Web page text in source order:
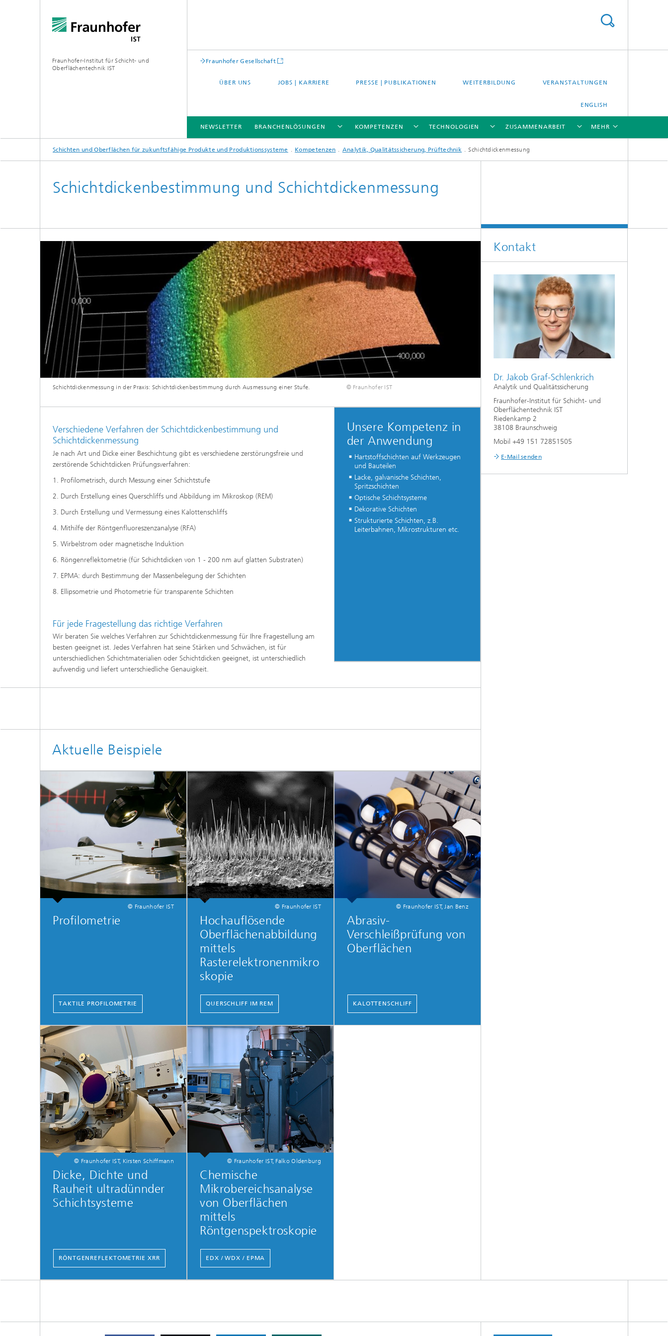
Fraunhofer-Institut für Schicht- und
Oberflächentechnik IST
Fraunhofer Gesellschaft
ÜBER UNS JOBS | KARRIERE PRESSE | PUBLIKATIONEN WEITERBILDUNG VERANSTALTUNGEN
ENGLISH
NEWSLETTER BRANCHENLÖSUNGEN
BRANCHENLÖSUNGEN
KOMPETENZEN
KOMPETENZEN
TECHNOLOGIEN
TECHNOLOGIEN
ZUSAMMENARBEIT
ZUSAMMENARBEIT
MEHR
Schichten und Oberflächen für zukunftsfähige Produkte und Produktionssysteme Kompetenzen Analytik, Qualitätssicherung, Prüftechnik Schichtdickenmessung
Schichtdickenbestimmung und Schichtdickenmessung
© Fraunhofer IST
Schichtdickenmessung in der Praxis: Schichtdickenbestimmung durch Ausmessung einer Stufe.
Verschiedene Verfahren der Schichtdickenbestimmung und
Schichtdickenmessung
Je nach Art und Dicke einer Beschichtung gibt es verschiedene zerstörungsfreie und
zerstörende Schichtdicken Prüfungsverfahren:
1. Profilometrisch, durch Messung einer Schichtstufe
2. Durch Erstellung eines Querschliffs und Abbildung im Mikroskop (REM)
3. Durch Erstellung und Vermessung eines Kalottenschliffs
4. Mithilfe der Röntgenfluoreszenzanalyse (RFA)
5. Wirbelstrom oder magnetische Induktion
6. Röngenreflektometrie (für Schichtdicken von 1 - 200 nm auf glatten Substraten)
7. EPMA: durch Bestimmung der Massenbelegung der Schichten
8. Ellipsometrie und Photometrie für transparente Schichten
Für jede Fragestellung das richtige Verfahren
Wir beraten Sie welches Verfahren zur Schichtdickenmessung für Ihre Fragestellung am
besten geeignet ist. Jedes Verfahren hat seine Stärken und Schwächen, ist für
unterschiedlichen Schichtmaterialien oder Schichtdicken geeignet, ist unterschiedlich
aufwendig und liefert unterschiedliche Genauigkeit.
Unsere Kompetenz in
der Anwendung
Hartstoffschichten auf Werkzeugen
und Bauteilen
Lacke, galvanische Schichten,
Spritzschichten
Optische Schichtsysteme
Dekorative Schichten
Strukturierte Schichten, z.B.
Leiterbahnen, Mikrostrukturen etc.
Aktuelle Beispiele
© Fraunhofer IST
Profilometrie
TAKTILE PROFILOMETRIE
© Fraunhofer IST
Hochauflösende
Oberflächenabbildung
mittels
Rasterelektronenmikro
skopie
QUERSCHLIFF IM REM
© Fraunhofer IST, Jan Benz
Abrasiv-
Verschleißprüfung von
Oberflächen
KALOTTENSCHLIFF
© Fraunhofer IST, Kirsten Schiffmann
Dicke, Dichte und
Rauheit ultradünnder
Schichtsysteme
RÖNTGENREFLEKTOMETRIE XRR
© Fraunhofer IST, Falko Oldenburg
Chemische
Mikrobereichsanalyse
von Oberflächen
mittels
Röntgenspektroskopie
EDX / WDX / EPMA
Kontakt
Dr. Jakob Graf-Schlenkrich
Analytik und Qualitätssicherung
Fraunhofer-Institut für Schicht- und
Oberflächentechnik IST
Riedenkamp 2
38108 Braunschweig
Mobil +49 151 72851505
E-Mail senden